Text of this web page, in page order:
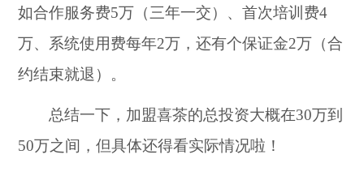
如合作服务费5万（三年一交）、首次培训费4
万、系统使用费每年2万，还有个保证金2万（合
约结束就退）。
总结一下，加盟喜茶的总投资大概在30万到
50万之间，但具体还得看实际情况啦！